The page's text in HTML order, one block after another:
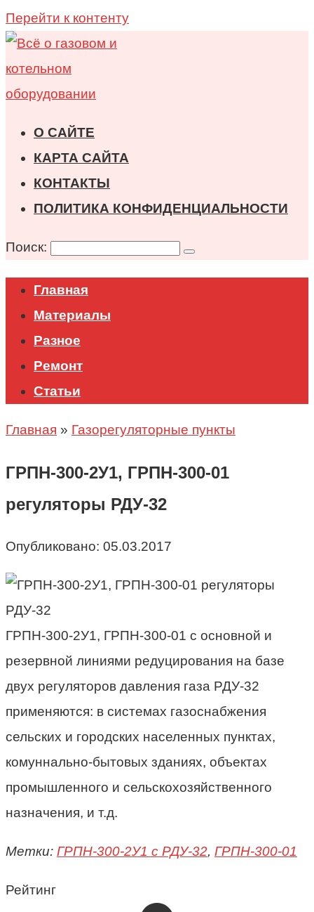
Перейти к контенту
О САЙТЕ
КАРТА САЙТА
КОНТАКТЫ
ПОЛИТИКА КОНФИДЕНЦИАЛЬНОСТИ
Поиск:
Главная
Материалы
Разное
Ремонт
Статьи
Главная » Газорегуляторные пункты
ГРПН-300-2У1, ГРПН-300-01
регуляторы РДУ-32
Опубликовано: 05.03.2017
ГРПН-300-2У1, ГРПН-300-01 с основной и
резервной линиями редуцирования на базе
двух регуляторов давления газа РДУ-32
применяются: в системах газоснабжения
сельских и городских населенных пунктах,
комуннально-бытовых зданиях, объектах
промышленного и сельскохозяйственного
назначения, и т.д.
Метки: ГРПН-300-2У1 c РДУ-32, ГРПН-300-01
Рейтинг